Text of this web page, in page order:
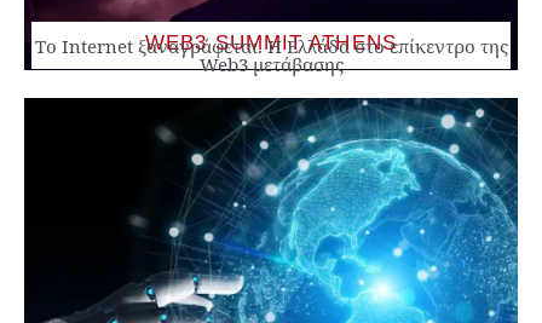
WEB3 SUMMIT ATHENS
Το Internet ξαναγράφεται. Η Ελλάδα στο επίκεντρο της
Web3 μετάβασης